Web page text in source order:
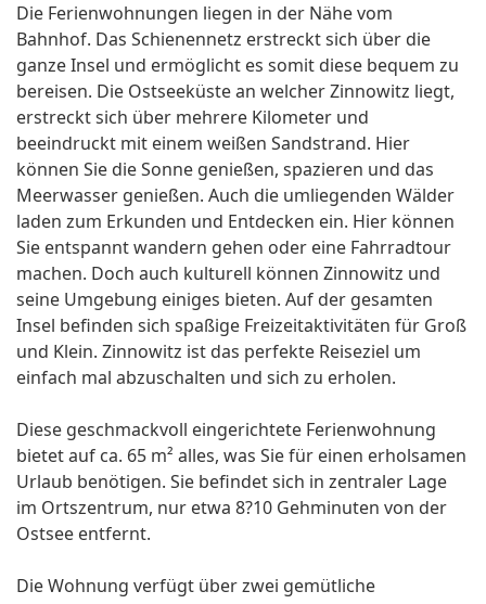
Die Ferienwohnungen liegen in der Nähe vom
Bahnhof. Das Schienennetz erstreckt sich über die
ganze Insel und ermöglicht es somit diese bequem zu
bereisen. Die Ostseeküste an welcher Zinnowitz liegt,
erstreckt sich über mehrere Kilometer und
beeindruckt mit einem weißen Sandstrand. Hier
können Sie die Sonne genießen, spazieren und das
Meerwasser genießen. Auch die umliegenden Wälder
laden zum Erkunden und Entdecken ein. Hier können
Sie entspannt wandern gehen oder eine Fahrradtour
machen. Doch auch kulturell können Zinnowitz und
seine Umgebung einiges bieten. Auf der gesamten
Insel befinden sich spaßige Freizeitaktivitäten für Groß
und Klein. Zinnowitz ist das perfekte Reiseziel um
einfach mal abzuschalten und sich zu erholen.
Diese geschmackvoll eingerichtete Ferienwohnung
bietet auf ca. 65 m² alles, was Sie für einen erholsamen
Urlaub benötigen. Sie befindet sich in zentraler Lage
im Ortszentrum, nur etwa 8?10 Gehminuten von der
Ostsee entfernt.
Die Wohnung verfügt über zwei gemütliche